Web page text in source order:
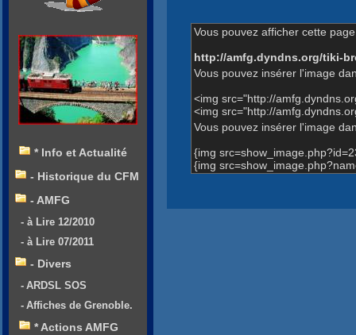
Vous pouvez afficher cette
http://amfg.dyndns.org/tiki-
Vous pouvez insérer l'image
<img src="http://
<img src="http://
Vous pouvez insérer l'image
{img
{img
* Info et Actualité
- Historique du CFM
- AMFG
- à Lire 12/2010
- à Lire 07/2011
- Divers
- ARDSL SOS
- Affiches de Grenoble.
* Actions AMFG